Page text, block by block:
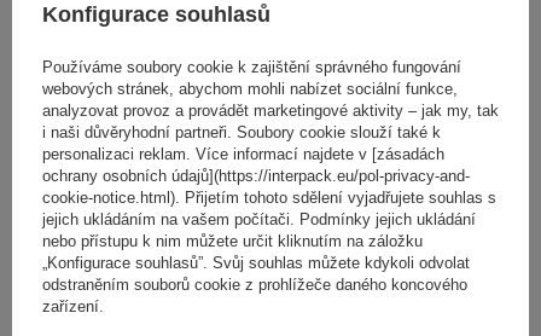
do
NÁŠ BESTSELLER
Konfigurace souhlasů
Používáme soubory cookie k zajištění správného fungování
webových stránek, abychom mohli nabízet sociální funkce,
analyzovat provoz a provádět marketingové aktivity – jak my, tak
i naši důvěryhodní partneři. Soubory cookie slouží také k
personalizaci reklam. Více informací najdete v [zásadách
ochrany osobních údajů](https://interpack.eu/pol-privacy-and-
cookie-notice.html). Přijetím tohoto sdělení vyjadřujete souhlas s
jejich ukládáním na vašem počítači. Podmínky jejich ukládání
nebo přístupu k nim můžete určit kliknutím na záložku
„Konfigurace souhlasů”. Svůj souhlas můžete kdykoli odvolat
odstraněním souborů cookie z prohlížeče daného koncového
zařízení.